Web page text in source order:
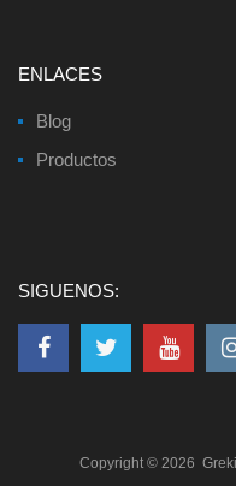
ENLACES
Blog
Productos
SIGUENOS:
Copyright © 2026